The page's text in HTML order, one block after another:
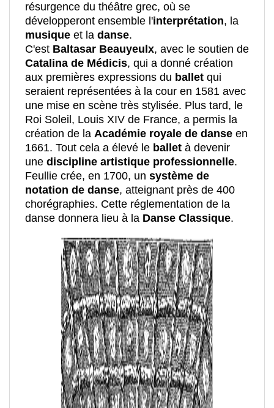
résurgence du théâtre grec, où se
développeront ensemble l'interprétation, la
musique et la danse.
C'est Baltasar Beauyeulx, avec le soutien de
Catalina de Médicis, qui a donné création
aux premières expressions du ballet qui
seraient représentées à la cour en 1581 avec
une mise en scène très stylisée. Plus tard, le
Roi Soleil, Louis XIV de France, a permis la
création de la Académie royale de danse en
1661. Tout cela a élevé le ballet à devenir
une discipline artistique professionnelle.
Feullie crée, en 1700, un système de
notation de danse, atteignant près de 400
chorégraphies. Cette réglementation de la
danse donnera lieu à la Danse Classique.